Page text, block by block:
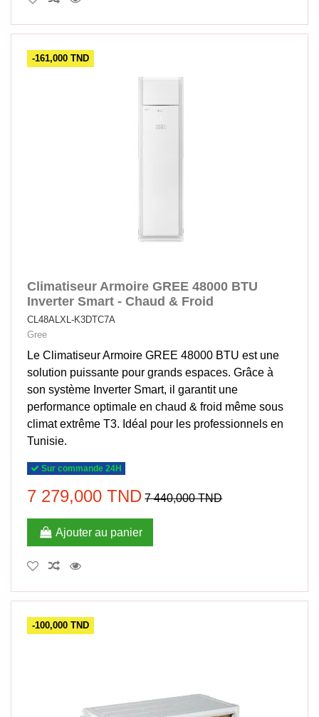
-161,000 TND
Climatiseur Armoire GREE 48000 BTU
Inverter Smart - Chaud & Froid
CL48ALXL-K3DTC7A
Gree
Le Climatiseur Armoire GREE 48000 BTU est une
solution puissante pour grands espaces. Grâce à
son système Inverter Smart, il garantit une
performance optimale en chaud & froid même sous
climat extrême T3. Idéal pour les professionnels en
Tunisie.
Sur commande 24H
7 279,000 TND 7 440,000 TND
Ajouter au panier
-100,000 TND